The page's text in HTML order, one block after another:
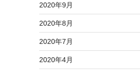
2020年9月
2020年8月
2020年7月
2020年4月